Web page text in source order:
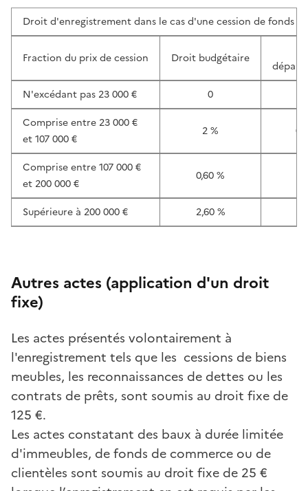
Droit d'enregistrement dans le cas d'une cession de fonds
Fraction du prix de cession Droit budgétaire
N'excédant pas 23 000 €
0
Comprise entre 23 000 €
et 107 000 €
2 %
Comprise entre 107 000 €
et 200 000 €
0,60 %
Supérieure à 200 000 € 2,60 %
Autres actes (application d'un droit
fixe)
Les actes présentés volontairement à
l'enregistrement tels que les cessions de biens
meubles, les reconnaissances de dettes ou les
contrats de prêts, sont soumis au droit fixe de
125 €.
Les actes constatant des baux à durée limitée
d'immeubles, de fonds de commerce ou de
clientèles sont soumis au droit fixe de 25 €